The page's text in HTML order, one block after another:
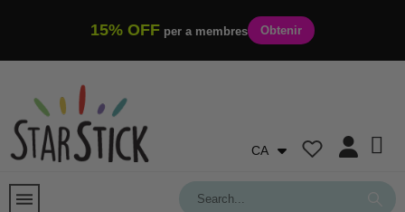
15% OFF per a membres Obtenir
CA